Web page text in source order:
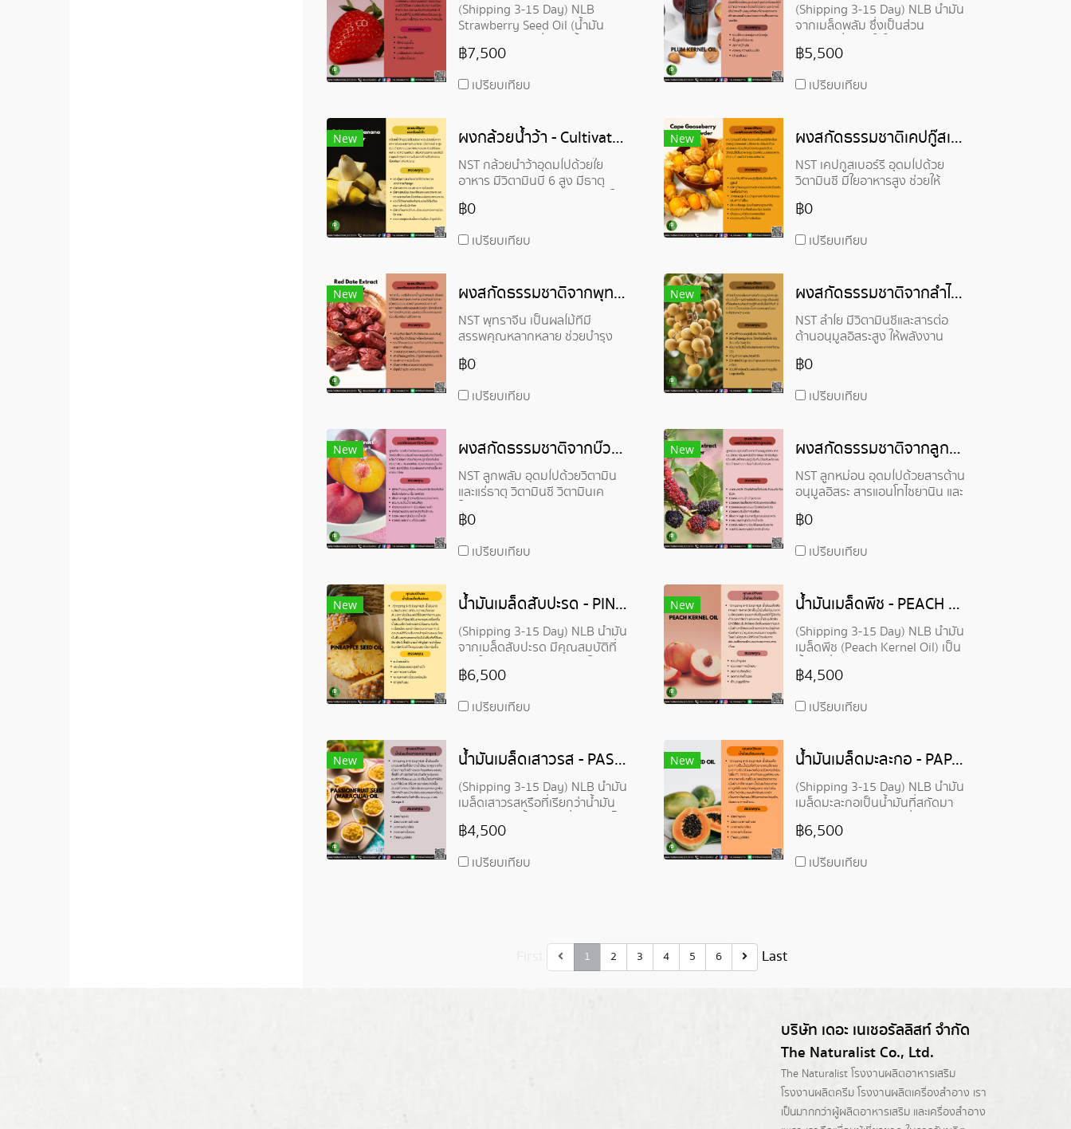
(Shipping 3-15 Day) NLB
Strawberry Seed Oil (น้ำมัน
เมล็ดสตรอเบอร์รี่) เป็นน้ำมัน
ธรรมชาติที่สกัดมาจากเมล็ดเล็กๆ
ความนิยมในวงการเครื่องสำอาง
คุณสมบัติที่ช่วยให้ผิวเรียบเนียน
และชุ่มชื้น
฿7,500
เปรียบเทียบ
(Shipping 3-15 Day) NLB น้ำมัน
จากเมล็ดพลัม ซึ่งเป็นส่วน
ประกอบที่น่าสนใจในผลิตภัณฑ์
ดูแลผิว เนื่องจากมีคุณสมบัติที่
หรือผมได้ดี
฿5,500
เปรียบเทียบ
New ผงกล้วยน้ำว้า - Cultivated Banana Powder
NST กล้วยน้ำว้าอุดมไปด้วยใย
อาหาร มีวิตามินบี 6 สูง มีธาตุ
เหล็กสูง ช่วยกระตุ้นการสร้างฮีโม
โกลบิน ป้องกันภาวะโลหิตจาง
฿0
เปรียบเทียบ
New ผงสกัดธรรมชาติเคปกู๊สเบอร์รี่ - Cape Gooseberry Extract Powder
NST เคปกูสเบอร์รี่ อุดมไปด้วย
วิตามินซี มีใยอาหารสูง ช่วยให้
ระบบย่อยอาหารทำงานดี และยัง
ช่วยเพิ่มพลังงาน
฿0
เปรียบเทียบ
New ผงสกัดธรรมชาติจากพุทราจีน - Red Date Extract Powder
NST พุทราจีน เป็นผลไม้ที่มี
สรรพคุณหลากหลาย ช่วยบำรุง
ร่างกาย มีวิตามินบีรวม ช่วยบำรุง
ระบบประสาท มีสารไกลโคไซด์ ช่วย
฿0
เปรียบเทียบ
New ผงสกัดธรรมชาติจากลำไย - Longan Extract Powder
NST ลำไย มีวิตามินซีและสารต่อ
ต้านอนุมูลอิสระสูง ให้พลังงาน
฿0
เปรียบเทียบ
New ผงสกัดธรรมชาติจากบ๊วยผง - Plum Extract Powder
NST ลูกพลัม อุดมไปด้วยวิตามิน
และแร่ธาตุ วิตามินซี วิตามินเค
โพแทสเซียม แมกนีเซียม
฿0
เปรียบเทียบ
New ผงสกัดธรรมชาติจากลูกหม่อน - Mulberry Extract Powder
NST ลูกหม่อน อุดมไปด้วยสารต้าน
อนุมูลอิสระ สารแอนโทไซยานิน และ
ยังมีวิตามินเอวิตามินซีสูง
฿0
เปรียบเทียบ
New น้ำมันเมล็ดสับปะรด - PINEAPPLE SEED OIL
(Shipping 3-15 Day) NLB น้ำมัน
จากเมล็ดสับปะรด มีคุณสมบัติที่
ช่วยในการบำรุงผิวและผม โดยมัน
เป็นแหล่งของกรดไขมันไม่อิ่มตัวที่
การปกป้องผิวหนัง ช่วยให้ผิวดู
฿6,500
เปรียบเทียบ
New น้ำมันเมล็ดพีช - PEACH KERNEL OIL
(Shipping 3-15 Day) NLB น้ำมัน
เมล็ดพีช (Peach Kernel Oil) เป็น
น้ำมันที่สกัดมาจากเมล็ดของพีช
เมื่อนำมาใช้บนผิวหน้าและผิวกาย
ความชุ่มชื่น มีคุณสมบัติที่ช่วย
ลดการระคายเคือง
฿4,500
เปรียบเทียบ
New น้ำมันเมล็ดเสาวรส - PASSIONFRUIT SEED OIL
(Shipping 3-15 Day) NLB น้ำมัน
เมล็ดเสาวรสหรือที่เรียกว่าน้ำมัน
มาราคูจา มีเนื้อสัมผัสที่บางเบา ไม่
เหนียวเหนอะหนะ ดูดซึมได้รวดเร็ว
฿4,500
เปรียบเทียบ
New น้ำมันเมล็ดมะละกอ - PAPAYA SEED OIL
(Shipping 3-15 Day) NLB น้ำมัน
เมล็ดมะละกอเป็นน้ำมันที่สกัดมา
จากเมล็ดของมะละกอ ซึ่งมีส่วน
ผสมที่อุดมด้วยกรดไขมันไม่อิ่มตัว,
สารอาหารอื่น ๆ ที่มีประโยชน์ต่อ
฿6,500
เปรียบเทียบ
1 2 3 4 5 6 Last
บริษัท เดอะ เนเชอรัลลิสท์ จำกัด
The Naturalist Co., Ltd.
The Naturalist โรงงานผลิตอาหารเสริม
โรงงานผลิตครีมโรงงานผลิตเครื่องสำอาง เรา
เป็นมากกว่าผู้ผลิตอาหารเสริมและเครื่องสำอาง